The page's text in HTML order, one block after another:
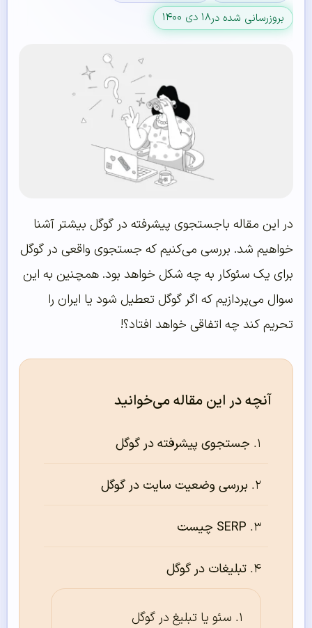
بروزرسانی شده در۱۸ دی ۱۴۰۰
در این مقاله باجستجوی پیشرفته در گوگل بیشتر آشنا
خواهیم شد. بررسی می‌کنیم که جستجوی واقعی در گوگل
برای یک سئوکار به چه شکل خواهد بود. همچنین به این
سوال می‌پردازیم که اگر گوگل تعطیل شود یا ایران را
تحریم کند چه اتفاقی خواهد افتاد؟!
آنچه در این مقاله می‌خوانید
جستجوی پیشرفته در گوگل
بررسی وضعیت سایت در گوگل
SERP چیست
تبلیغات در گوگل
سئو یا تبلیغ در گوگل